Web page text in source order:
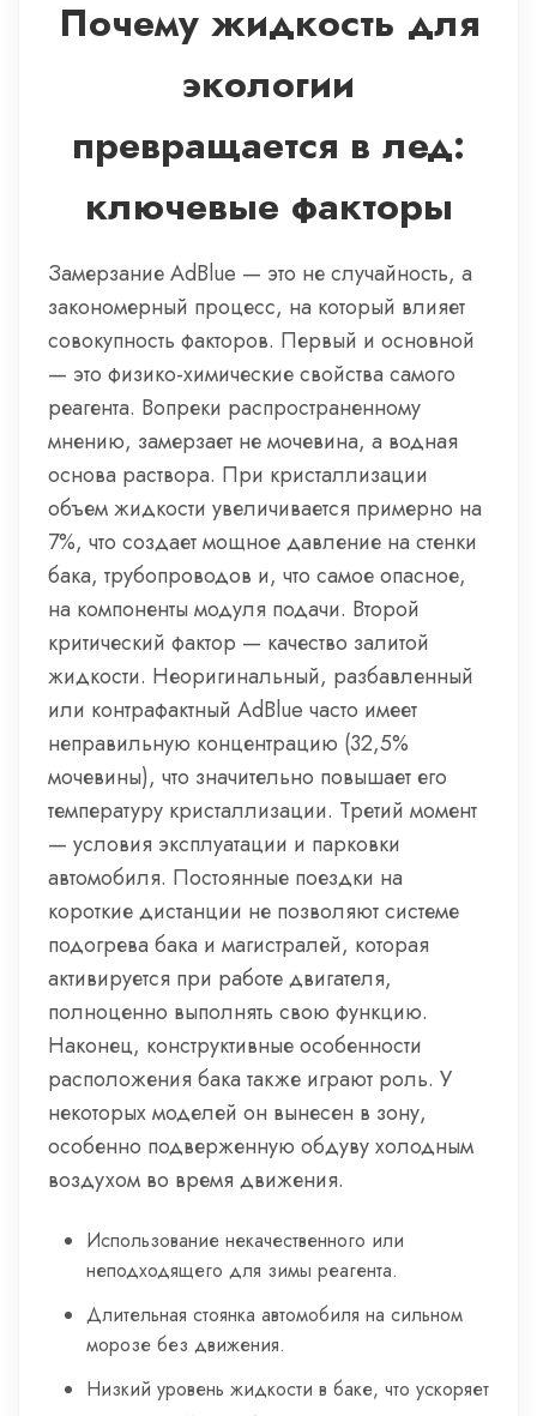
Почему жидкость для
экологии
превращается в лед:
ключевые факторы
Замерзание AdBlue — это не случайность, а
закономерный процесс, на который влияет
совокупность факторов. Первый и основной
— это физико-химические свойства самого
реагента. Вопреки распространенному
мнению, замерзает не мочевина, а водная
основа раствора. При кристаллизации
объем жидкости увеличивается примерно на
7%, что создает мощное давление на стенки
бака, трубопроводов и, что самое опасное,
на компоненты модуля подачи. Второй
критический фактор — качество залитой
жидкости. Неоригинальный, разбавленный
или контрафактный AdBlue часто имеет
неправильную концентрацию (32,5%
мочевины), что значительно повышает его
температуру кристаллизации. Третий момент
— условия эксплуатации и парковки
автомобиля. Постоянные поездки на
короткие дистанции не позволяют системе
подогрева бака и магистралей, которая
активируется при работе двигателя,
полноценно выполнять свою функцию.
Наконец, конструктивные особенности
расположения бака также играют роль. У
некоторых моделей он вынесен в зону,
особенно подверженную обдуву холодным
воздухом во время движения.
Использование некачественного или
неподходящего для зимы реагента.
Длительная стоянка автомобиля на сильном
морозе без движения.
Низкий уровень жидкости в баке, что ускоряет